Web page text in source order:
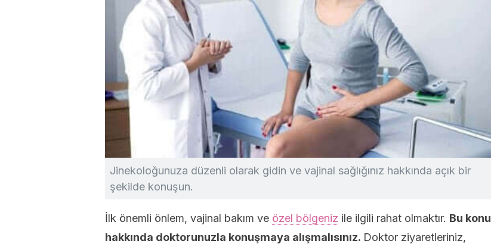
Jinekoloğunuza düzenli olarak gidin ve vajinal sağlığınız hakkında açık bir
şekilde konuşun.
İlk önemli önlem, vajinal bakım ve özel bölgeniz ile ilgili rahat olmaktır. Bu konu
hakkında doktorunuzla konuşmaya alışmalısınız. Doktor ziyaretleriniz,